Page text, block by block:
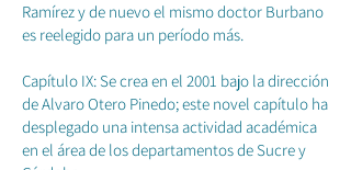
Ramírez y de nuevo el mismo doctor Burbano
es reelegido para un período más.
Capítulo IX: Se crea en el 2001 bajo la dirección
de Alvaro Otero Pinedo; este novel capítulo ha
desplegado una intensa actividad académica
en el área de los departamentos de Sucre y